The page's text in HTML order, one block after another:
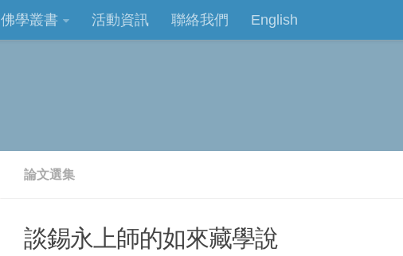
佛學叢書 活動資訊 聯絡我們 English
論文選集
談錫永上師的如來藏學說